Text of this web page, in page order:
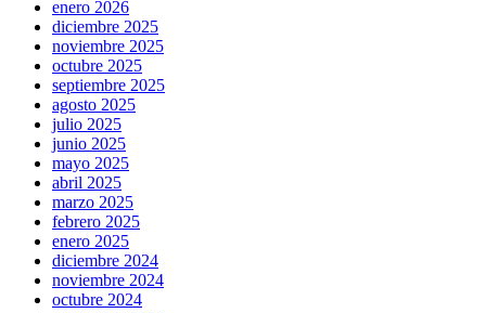
enero 2026
diciembre 2025
noviembre 2025
octubre 2025
septiembre 2025
agosto 2025
julio 2025
junio 2025
mayo 2025
abril 2025
marzo 2025
febrero 2025
enero 2025
diciembre 2024
noviembre 2024
octubre 2024